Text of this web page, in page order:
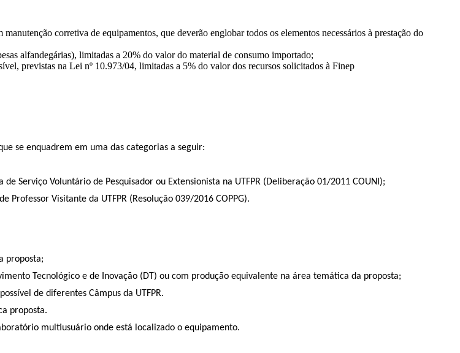
manutenção corretiva de equipamentos, que deverão englobar todos os elementos necessários à prestação do
alfandegárias), limitadas a 20% do valor do material de consumo importado;
previstas na Lei nº 10.973/04, limitadas a 5% do valor dos recursos solicitados à Finep
se enquadrem em uma das categorias a seguir:
Serviço Voluntário de Pesquisador ou Extensionista na UTFPR (Deliberação 01/2011 COUNI);
Visitante da UTFPR (Resolução 039/2016 COPPG).
proposta;
Tecnológico e de Inovação (DT) ou com produção equivalente na área temática da proposta;
de diferentes Câmpus da UTFPR.
proposta.
multiusuário onde está localizado o equipamento.